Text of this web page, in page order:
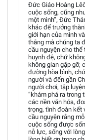
Đức Giáo Hoàng
cuộc sống, cũng
một mình”, Đức
khác để trưởng
giới hạn của mình
thắng mà chúng ta
cầu nguyện cho thể
huynh đệ, chứ
không gian gặp gỡ,
đường hòa bình,
người và đến gần
người chơi, tập
“khám phá ra trong
các nền văn hóa,
trọng, tình đoàn kết
cầu nguyện rằng
cuộc sống được
nỗ lực, sống với